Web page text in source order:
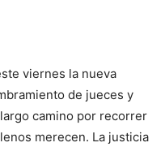
viernes la nueva
de jueces y
camino por recorrer
merecen. La justicia